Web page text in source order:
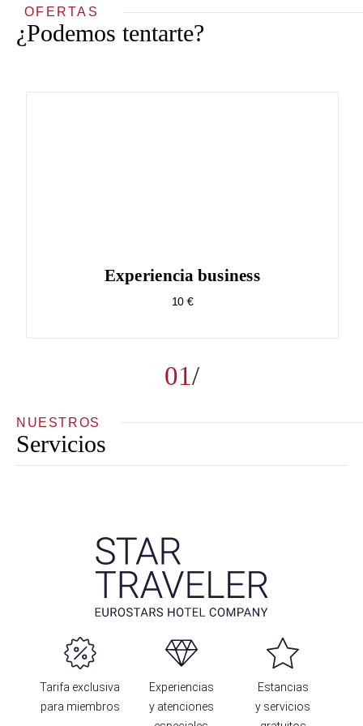
OFERTAS
¿Podemos tentarte?
01
Experiencia business
10 €
NUESTROS
Servicios
Tarifa exclusiva
para miembros
Experiencias
y atenciones
Estancias
y servicios